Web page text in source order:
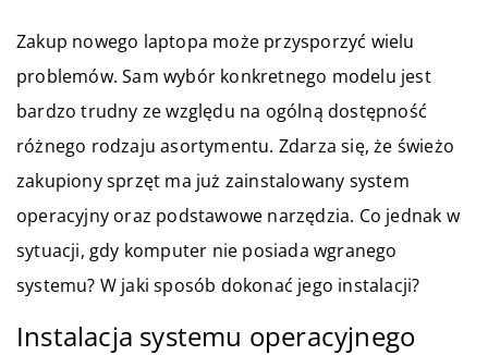
Zakup nowego laptopa może przysporzyć wielu
problemów. Sam wybór konkretnego modelu jest
bardzo trudny ze względu na ogólną dostępność
różnego rodzaju asortymentu. Zdarza się, że świeżo
zakupiony sprzęt ma już zainstalowany system
operacyjny oraz podstawowe narzędzia. Co jednak w
sytuacji, gdy komputer nie posiada wgranego
systemu? W jaki sposób dokonać jego instalacji?
Instalacja systemu operacyjnego